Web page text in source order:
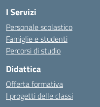
I Servizi
Personale scolastico
Famiglie e studenti
Percorsi di studio
Didattica
Offerta formativa
I progetti delle classi